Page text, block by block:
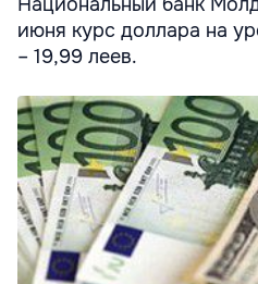
июня курс доллара на
– 19,99 леев.